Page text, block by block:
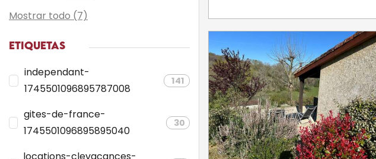
Mostrar todo (7)
ETIQUETAS
independant-
1745501096895787008
141
gites-de-france-
1745501096895895040
30